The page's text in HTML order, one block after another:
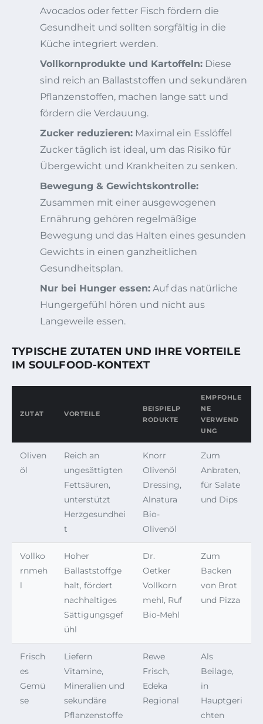
Avocados oder fetter Fisch fördern die
Gesundheit und sollten sorgfältig in die
Küche integriert werden.
Vollkornprodukte und Kartoffeln: Diese
sind reich an Ballaststoffen und sekundären
Pflanzenstoffen, machen lange satt und
fördern die Verdauung.
Zucker reduzieren: Maximal ein Esslöffel
Zucker täglich ist ideal, um das Risiko für
Übergewicht und Krankheiten zu senken.
Bewegung & Gewichtskontrolle:
Zusammen mit einer ausgewogenen
Ernährung gehören regelmäßige
Bewegung und das Halten eines gesunden
Gewichts in einen ganzheitlichen
Gesundheitsplan.
Nur bei Hunger essen: Auf das natürliche
Hungergefühl hören und nicht aus
Langeweile essen.
TYPISCHE ZUTATEN UND IHRE VORTEILE
IM SOULFOOD-KONTEXT
ZUTAT VORTEILE
BEISPIELP
RODUKTE
EMPFOHLE
NE
VERWEND
UNG
Oliven
öl
Reich an
ungesättigten
Fettsäuren,
unterstützt
Herzgesundhei
t
Knorr
Olivenöl
Dressing,
Alnatura
Bio-
Olivenöl
Zum
Anbraten,
für Salate
und Dips
Vollko
rnmeh
l
Hoher
Ballaststoffge
halt, fördert
nachhaltiges
Sättigungsgef
ühl
Dr.
Oetker
Vollkorn
mehl, Ruf
Bio-Mehl
Zum
Backen
von Brot
und Pizza
Frisch
es
Gemü
se
Liefern
Vitamine,
Mineralien und
sekundäre
Pflanzenstoffe
Rewe
Frisch,
Edeka
Regional
Als
Beilage,
in
Hauptgeri
chten